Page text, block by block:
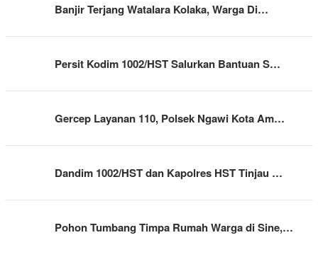
Banjir Terjang Watalara Kolaka, Warga Di…
Persit Kodim 1002/HST Salurkan Bantuan S…
Gercep Layanan 110, Polsek Ngawi Kota Am…
Dandim 1002/HST dan Kapolres HST Tinjau …
Pohon Tumbang Timpa Rumah Warga di Sine,…